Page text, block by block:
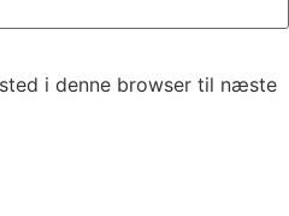
i denne browser til næste